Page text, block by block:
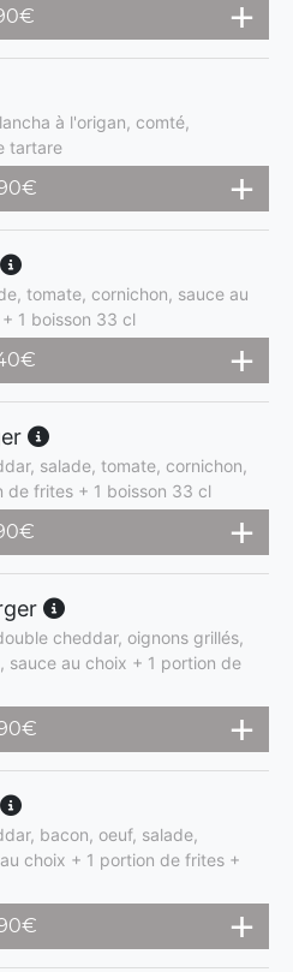
€
à l'origan, comté,
tartare
€
tomate, cornichon, sauce au
1 boisson 33 cl
€
salade, tomate, cornichon,
de frites + 1 boisson 33 cl
€
cheddar, oignons grillés,
sauce au choix + 1 portion de
€
bacon, oeuf, salade,
choix + 1 portion de frites +
€